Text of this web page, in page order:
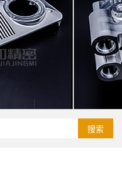
搜索